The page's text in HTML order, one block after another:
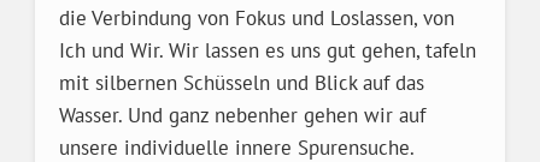
die Verbindung von Fokus und Loslassen, von
Ich und Wir. Wir lassen es uns gut gehen, tafeln
mit silbernen Schüsseln und Blick auf das
Wasser. Und ganz nebenher gehen wir auf
unsere individuelle innere Spurensuche.